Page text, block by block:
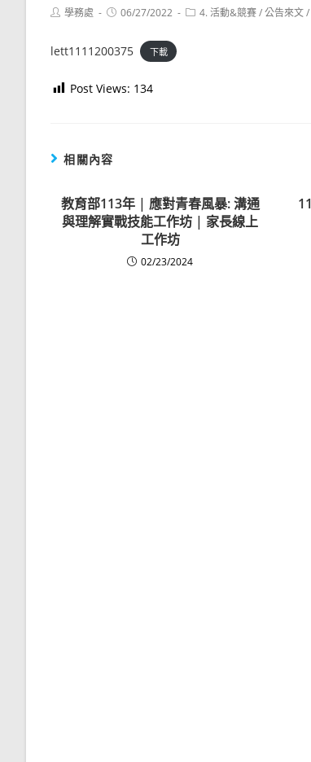
Post學務處
Post06/27/2022
Post4. 活動&競賽/公告來文/
lett1111200375 下載
Post Views: 134
相關內容
教育部113年 | 應對青春風暴: 溝通
與理解實戰技能工作坊 | 家長線上
工作坊
02/23/2024